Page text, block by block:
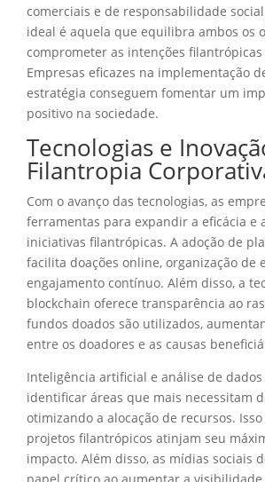
comerciais e de responsabilidade
ideal é aquela que equilibra ambos os
comprometer as intenções filantrópicas
Empresas eficazes na implementação
estratégia conseguem fomentar um
positivo na sociedade.
Tecnologias e
Filantropia
Com o avanço das tecnologias, as
ferramentas para expandir a eficácia e
iniciativas filantrópicas. A adoção de
facilita doações online, organização de
engajamento contínuo. Além disso, a
blockchain oferece transparência ao
fundos doados são utilizados,
entre os doadores e as causas
Inteligência artificial e análise de
identificar áreas que mais necessitam
otimizando a alocação de recursos.
projetos filantrópicos atinjam seu
impacto. Além disso, as mídias sociais